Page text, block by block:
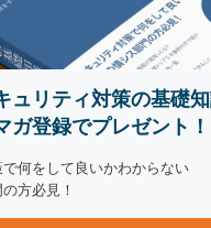
ュリティ対策の基礎知
ガ登録でプレゼント！
何をして良いかわからない
方必見！